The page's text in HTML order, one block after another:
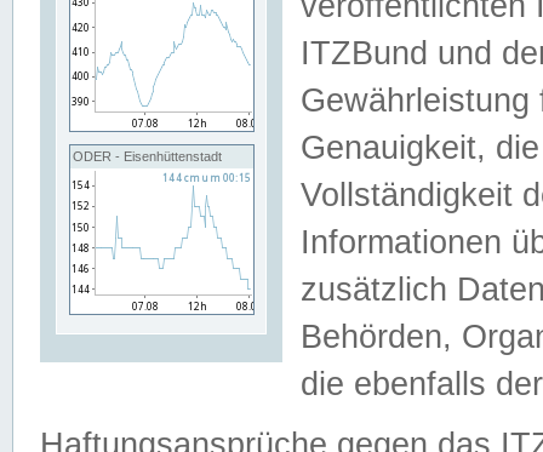
ODER - Eisenhüttenstadt
ITZBund und
Genauigkeit,
Vollständigkeit
Informationen
zusätzlich
Behörden,
die ebenfalls
Haftungsansprüche gegen das